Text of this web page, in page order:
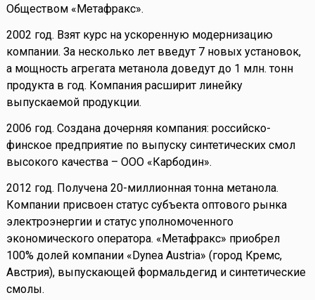
Обществом «Метафракс».
2002 год. Взят курс на ускоренную модернизацию
компании. За несколько лет введут 7 новых установок,
а мощность агрегата метанола доведут до 1 млн. тонн
продукта в год. Компания расширит линейку
выпускаемой продукции.
2006 год. Создана дочерняя компания: российско-
финское предприятие по выпуску синтетических смол
высокого качества – ООО «Карбодин».
2012 год. Получена 20-миллионная тонна метанола.
Компании присвоен статус субъекта оптового рынка
электроэнергии и статус уполномоченного
экономического оператора. «Метафракс» приобрел
100% долей компании «Dynea Austria» (город Кремс,
Австрия), выпускающей формальдегид и синтетические
смолы.